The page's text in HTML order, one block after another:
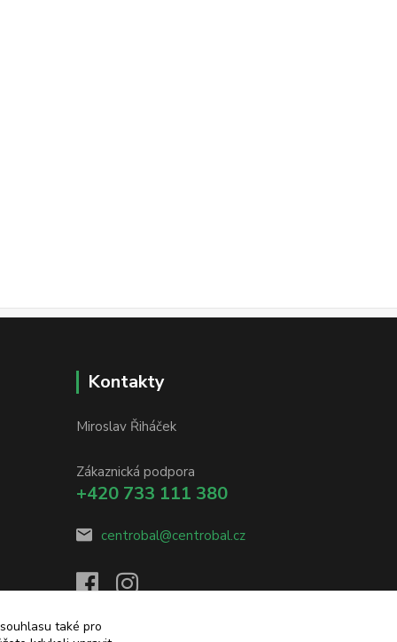
Kontakty
Miroslav Řiháček
Zákaznická podpora
+420 733 111 380
centrobal@centrobal.cz
také pro